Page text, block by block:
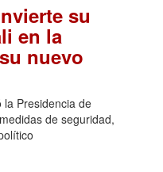
su
en la
nuevo
la Presidencia de
de seguridad,